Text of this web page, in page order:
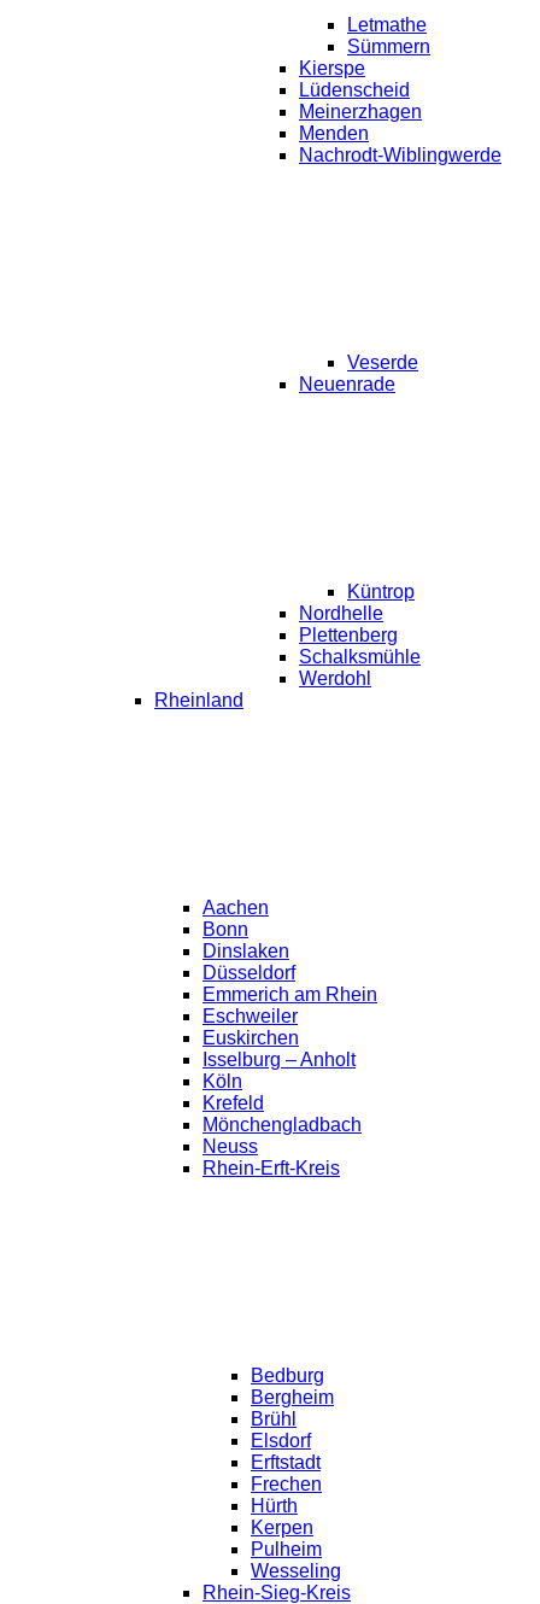
Letmathe
Sümmern
Kierspe
Lüdenscheid
Meinerzhagen
Menden
Nachrodt-Wiblingwerde
Veserde
Neuenrade
Küntrop
Nordhelle
Plettenberg
Schalksmühle
Werdohl
Rheinland
Aachen
Bonn
Dinslaken
Düsseldorf
Emmerich am Rhein
Eschweiler
Euskirchen
Isselburg – Anholt
Köln
Krefeld
Mönchengladbach
Neuss
Rhein-Erft-Kreis
Bedburg
Bergheim
Brühl
Elsdorf
Erftstadt
Frechen
Hürth
Kerpen
Pulheim
Wesseling
Rhein-Sieg-Kreis